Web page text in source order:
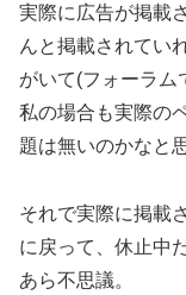
実際に広告が掲載
んと掲載されてい
がいて(フォーラム
私の場合も実際の
題は無いのかなと
それで実際に掲載
に戻って、休止中
あら不思議。